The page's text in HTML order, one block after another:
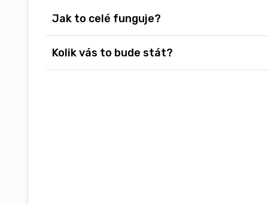
Jak to celé funguje?
Kolik vás to bude stát?